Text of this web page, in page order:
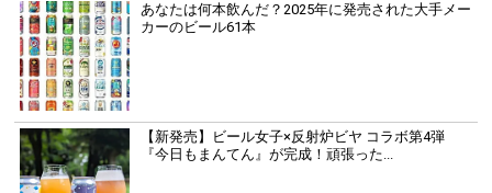
あなたは何本飲んだ？2025年に発売された大手メー
カーのビール61本
【新発売】ビール女子×反射炉ビヤ コラボ第4弾
『今日もまんてん』が完成！頑張った...